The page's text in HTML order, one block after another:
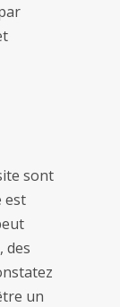
sont
est
des
un